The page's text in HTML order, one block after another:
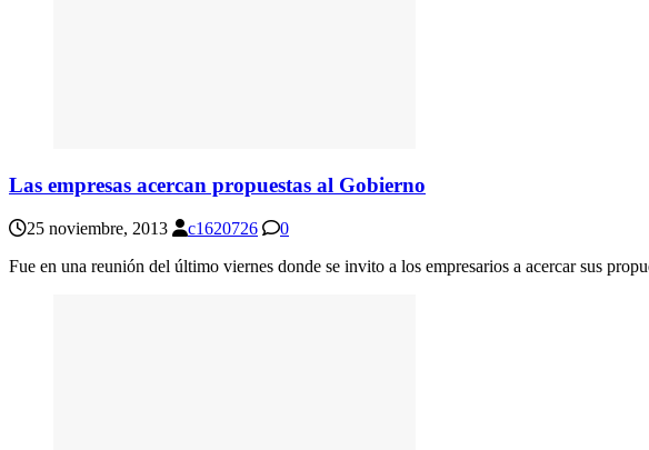
Las empresas acercan propuestas al Gobierno
25 noviembre, 2013 c1620726
0
Fue en una reunión del último viernes donde se invito a los empresarios a acercar sus